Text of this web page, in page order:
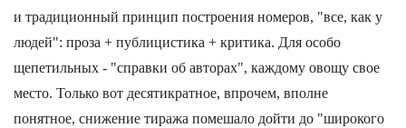
и традиционный принцип построения номеров, "все, как у
людей": проза + публицистика + критика. Для особо
щепетильных - "справки об авторах", каждому овощу свое
место. Только вот десятикратное, впрочем, вполне
понятное, снижение тиража помешало дойти до "широкого